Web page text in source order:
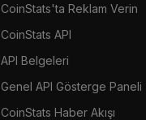
CoinStats'ta Reklam Verin
CoinStats API
API Belgeleri
Genel API Gösterge Paneli
CoinStats Haber Akışı